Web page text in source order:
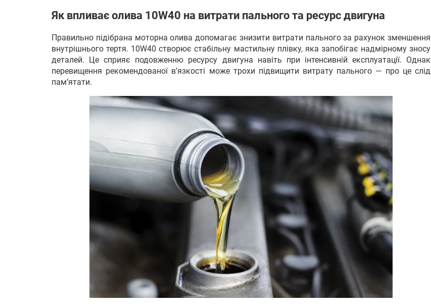
Як впливає олива 10W40 на витрати пального та ресурс двигуна
Правильно підібрана моторна олива допомагає знизити витрати пального за рахунок зменшення
внутрішнього тертя. 10W40 створює стабільну мастильну плівку, яка запобігає надмірному зносу
деталей. Це сприяє подовженню ресурсу двигуна навіть при інтенсивній експлуатації. Однак
перевищення рекомендованої в’язкості може трохи підвищити витрату пального — про це слід
пам’ятати.